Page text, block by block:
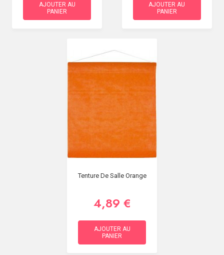
AJOUTER AU
PANIER
AJOUTER AU
PANIER
Tenture De Salle Orange
4,89 €
AJOUTER AU
PANIER